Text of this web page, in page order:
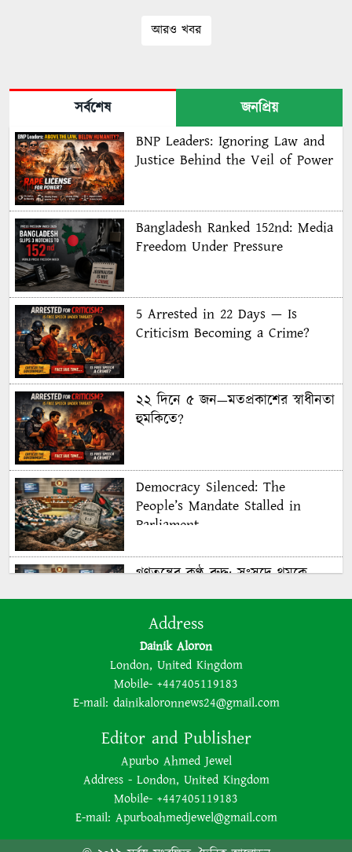
আরও খবর
সর্বশেষ
জনপ্রিয়
BNP Leaders: Ignoring Law and
Justice Behind the Veil of Power
Bangladesh Ranked 152nd: Media
Freedom Under Pressure
5 Arrested in 22 Days — Is
Criticism Becoming a Crime?
২২ দিনে ৫ জন—মতপ্রকাশের স্বাধীনতা
হুমকিতে?
Democracy Silenced: The
People’s Mandate Stalled in
Parliament
গণতন্ত্রের কণ্ঠ রুদ্ধ: সংসদে থমকে
The BNP is disregarding
democracy out of a lust for
power
ক্ষমতার লোভে গণতন্ত্রকে উপেক্ষা
করছে বিএনপি
Address
Dainik Aloron
London, United Kingdom
Mobile- +447405119183
E-mail: dainikaloronnews24@gmail.com
Editor and Publisher
Apurbo Ahmed Jewel
Address - London, United Kingdom
Mobile- +447405119183
E-mail: Apurboahmedjewel@gmail.com